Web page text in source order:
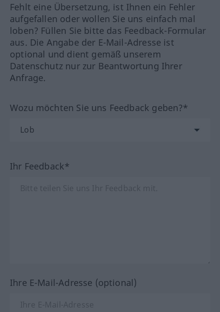
Fehlt eine Übersetzung, ist Ihnen ein Fehler
aufgefallen oder wollen Sie uns einfach mal
loben? Füllen Sie bitte das Feedback-Formular
aus. Die Angabe der E-Mail-Adresse ist
optional und dient gemäß unserem
Datenschutz nur zur Beantwortung Ihrer
Anfrage.
Wozu möchten Sie uns Feedback geben?*
Ihr Feedback*
Ihre E-Mail-Adresse (optional)